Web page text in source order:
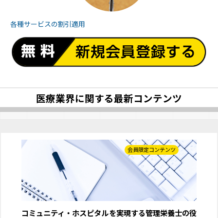
各種サービスの割引適用
医療業界に関する最新コンテンツ
会員限定コンテンツ
コミュニティ・ホスピタルを実現する管理栄養士の役